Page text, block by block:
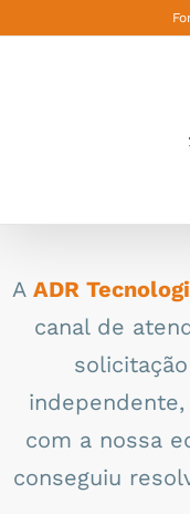
A ADR
canal de
com a nossa
conseguiu